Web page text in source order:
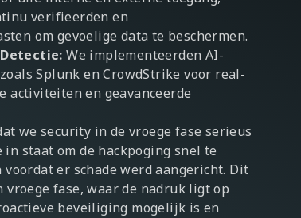
verifieerden en
om gevoelige data te beschermen.
We implementeerden AI-
Splunk en CrowdStrike voor real-
activiteiten en geavanceerde
we security in de vroege fase serieus
staat om de hackpoging snel te
er schade werd aangericht. Dit
vroege fase, waar de nadruk ligt op
beveiliging mogelijk is en